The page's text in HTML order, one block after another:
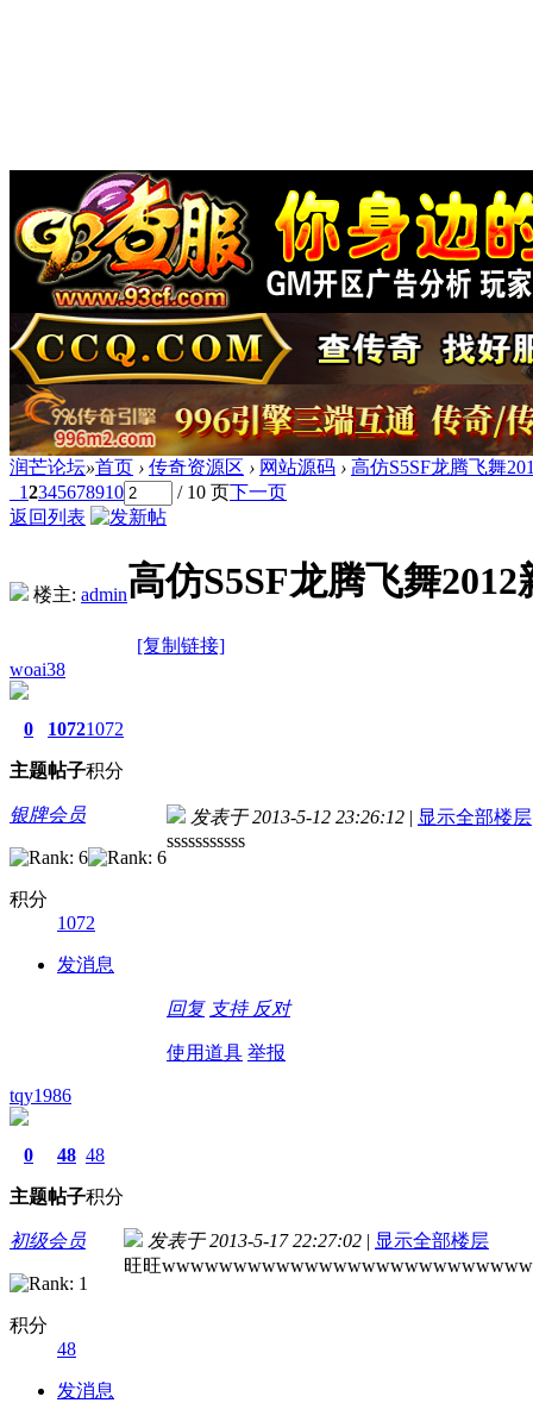
润芒论坛»首页 › 传奇资源区 › 网站源码 › 高仿S5SF龙腾飞舞
12345678910 / 10 页下一页
返回列表
楼主: admin高仿S5SF龙腾飞舞
[复制链接]
woai38
0
主题
1072
帖子
1072
积分
银牌会员
积分
1072
发消息
发表于 2013-5-12 23:26:12 | 显示全部楼层
sssssssssss
回复 支持 反对
使用道具 举报
tqy1986
0
主题
48
帖子
48
积分
初级会员
积分
48
发消息
发表于 2013-5-17 22:27:02 | 显示全部楼层
旺旺